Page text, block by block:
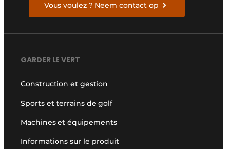
Vous voulez ? Neem contact op
GARDER LE VERT
Construction et gestion
Sports et terrains de golf
Machines et équipements
Informations sur le produit